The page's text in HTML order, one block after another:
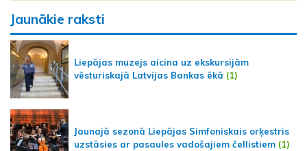
Jaunākie raksti
Liepājas muzejs aicina uz ekskursijām
vēsturiskajā Latvijas Bankas ēkā (1)
Jaunajā sezonā Liepājas Simfoniskais orķestris
uzstāsies ar pasaules vadošajiem čellistiem (1)